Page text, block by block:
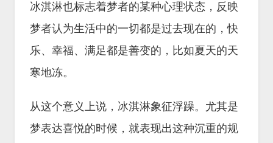
冰淇淋也标志着梦者的某种心理状态，反映
梦者认为生活中的一切都是过去现在的，快
乐、幸福、满足都是善变的，比如夏天的天
寒地冻。
从这个意义上说，冰淇淋象征浮躁。尤其是
梦表达喜悦的时候，就表现出这种沉重的规